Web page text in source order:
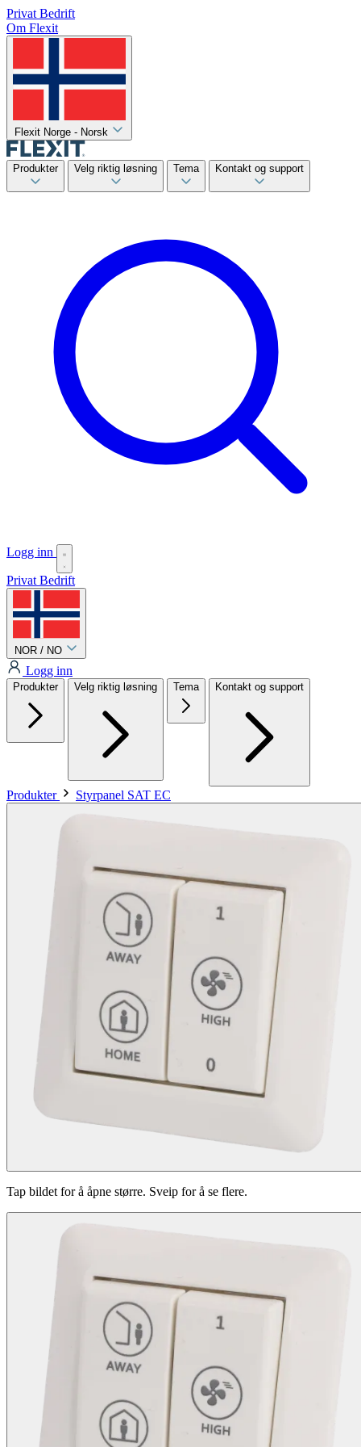
Privat Bedrift
Om Flexit
Flexit Norge - Norsk
Produkter Velg riktig løsning Tema Kontakt og support
Logg inn
Privat Bedrift
NOR / NO
Logg inn
Produkter Velg riktig løsning Tema Kontakt og support
Produkter Styrpanel SAT EC
Tap bildet for å åpne større. Sveip for å se flere.